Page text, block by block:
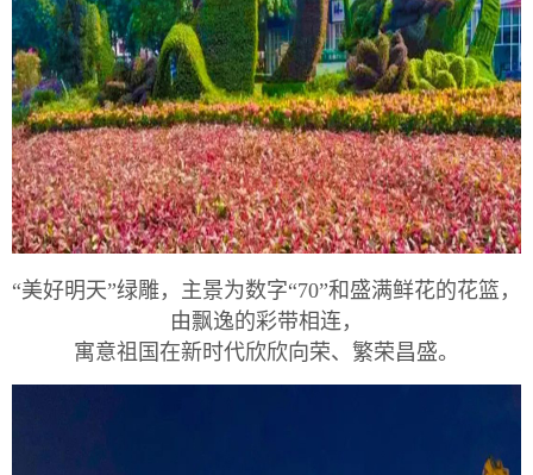
“美好明天”绿雕，主景为数字“70”和盛满鲜花的花篮，
由飘逸的彩带相连，
寓意祖国在新时代欣欣向荣、繁荣昌盛。